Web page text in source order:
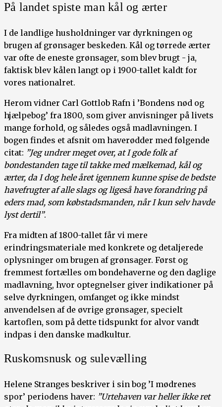
På landet spiste man kål og ærter
I de landlige husholdninger var dyrkningen og
brugen af grønsager beskeden. Kål og tørrede ærter
var ofte de eneste grønsager, som blev brugt - ja,
faktisk blev kålen langt op i 1900-tallet kaldt for
vores nationalret.
Herom vidner Carl Gottlob Rafn i ’Bondens nød og
hjælpebog’ fra 1800, som giver anvisninger på livets
mange forhold, og således også madlavningen. I
bogen findes et afsnit om haverødder med følgende
citat: ”Jeg undrer meget over, at I gode folk af
bondestanden tage til takke med mælkemad, kål og
ærter, da I dog hele året igennem kunne spise de bedste
havefrugter af alle slags og ligeså have forandring på
eders mad, som købstadsmanden, når I kun selv havde
lyst dertil”.
Fra midten af 1800-tallet får vi mere
erindringsmateriale med konkrete og detaljerede
oplysninger om brugen af grønsager. Først og
fremmest fortælles om bondehaverne og den daglige
madlavning, hvor optegnelser giver indikationer på
selve dyrkningen, omfanget og ikke mindst
anvendelsen af de øvrige grønsager, specielt
kartoflen, som på dette tidspunkt for alvor vandt
indpas i den danske madkultur.
Ruskomsnusk og sulevælling
Helene Stranges beskriver i sin bog ’I mødrenes
spor’ periodens haver: ”Urtehaven var heller ikke ret